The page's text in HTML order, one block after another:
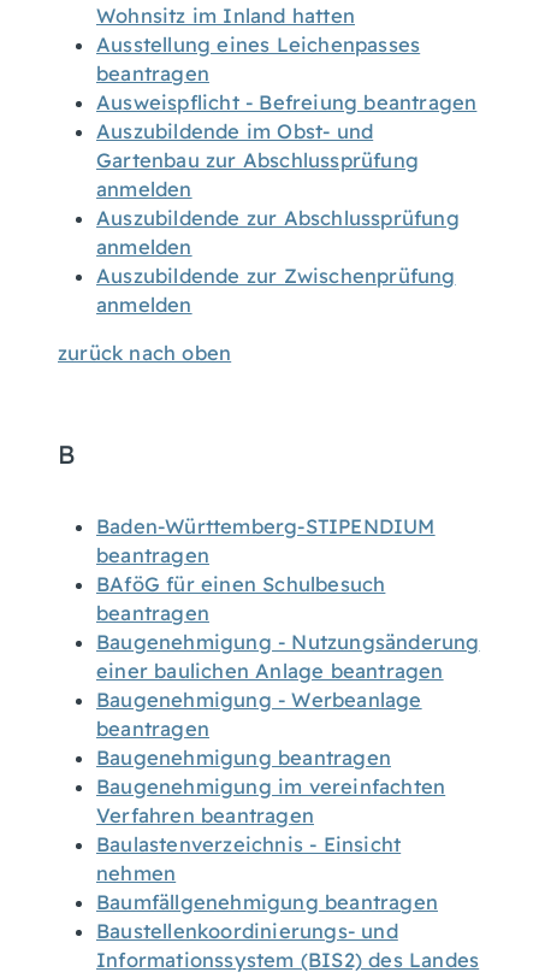
Wohnsitz im Inland hatten
Ausstellung eines Leichenpasses
beantragen
Ausweispflicht - Befreiung beantragen
Auszubildende im Obst- und
Gartenbau zur Abschlussprüfung
anmelden
Auszubildende zur Abschlussprüfung
anmelden
Auszubildende zur Zwischenprüfung
anmelden
zurück nach oben
B
Baden-Württemberg-STIPENDIUM
beantragen
BAföG für einen Schulbesuch
beantragen
Baugenehmigung - Nutzungsänderung
einer baulichen Anlage beantragen
Baugenehmigung - Werbeanlage
beantragen
Baugenehmigung beantragen
Baugenehmigung im vereinfachten
Verfahren beantragen
Baulastenverzeichnis - Einsicht
nehmen
Baumfällgenehmigung beantragen
Baustellenkoordinierungs- und
Informationssystem (BIS2) des Landes